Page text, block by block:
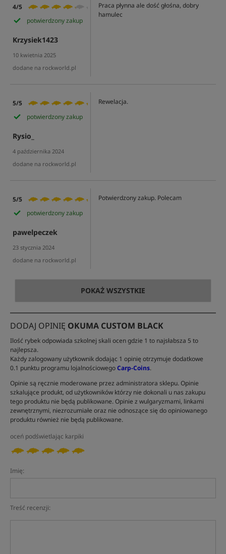
4/5
potwierdzony zakup
Krzysiek1423
10 kwietnia 2025
dodane na rockworld.pl
Praca płynna ale dość głośna, dobry
hamulec
5/5
potwierdzony zakup
Rysio_
4 października 2024
dodane na rockworld.pl
Rewelacja.
5/5
potwierdzony zakup
pawelpeczek
23 stycznia 2024
dodane na rockworld.pl
Potwierdzony zakup. Polecam
POKAŻ WSZYSTKIE
DODAJ OPINIĘ OKUMA CUSTOM BLACK
Ilość rybek odpowiada szkolnej skali ocen gdzie 1 to najsłabsza 5 to
najlepsza.
Każdy zalogowany użytkownik dodając 1 opinię otrzymuje dodatkowe
0.1 punktu programu lojalnościowegoCarp-Coins.
Opinie są ręcznie moderowane przez administratora sklepu. Opinie
szkalujące produkt, od użytkowników którzy nie dokonali u nas zakupu
tego produktu nie będą publikowane. Opinie z wulgaryzmami, linkami
zewnętrznymi, niezrozumiałe oraz nie odnoszące się do opiniowanego
produktu również nie będą publikowane.
oceń podświetlając karpiki
Imię:
Treść recenzji: